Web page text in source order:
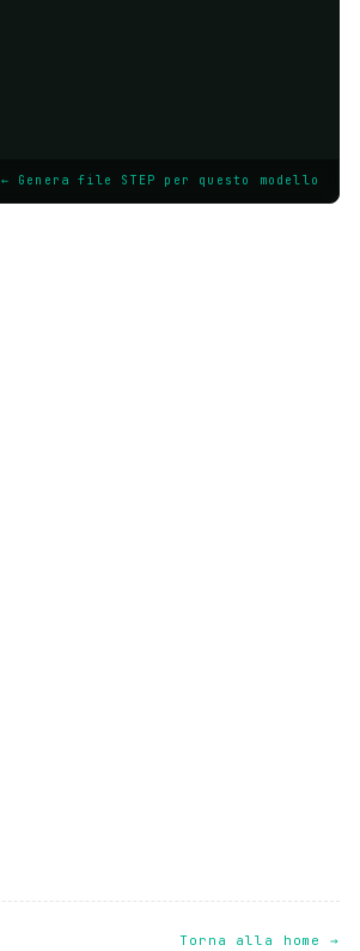
← Genera file STEP per questo modello
Torna alla home →